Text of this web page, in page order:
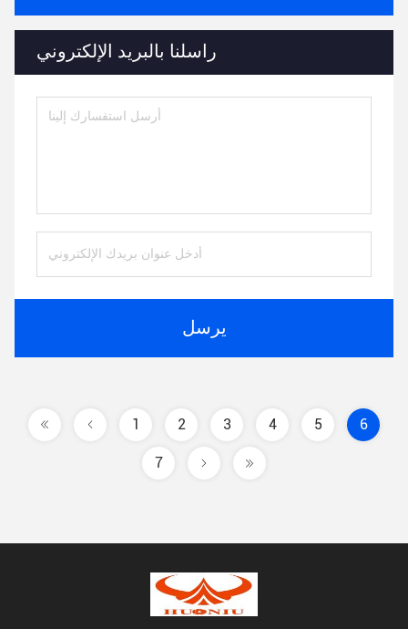
راسلنا بالبريد الإلكتروني
يرسل
1 2 3 4 5 6
7